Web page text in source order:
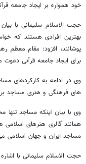
خود همواره بر ایجاد جامعه
حجت الاسلام سلیمانی با
بهترین افرادی هستند که
پوشانند، افزود: مقام معظم
برای ایجاد جامعه قرآنی دعوت
وی در ادامه به کارکردهای
های فرهنگی و هنری مساجد
وی با بیان اینکه مساجد
همانند گالری هنرهای اسلامی
مساجد ایران و جهان اسلامی
حجت الاسلام سلیمانی با